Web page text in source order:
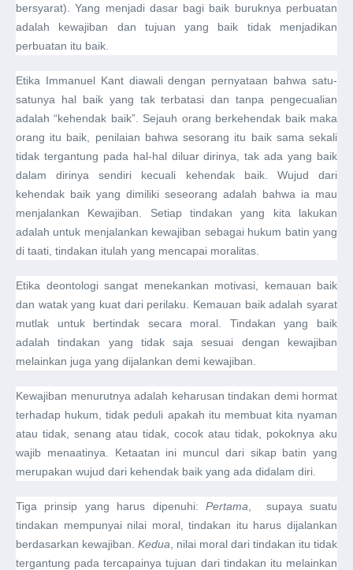
bersyarat). Yang menjadi dasar bagi baik buruknya perbuatan
adalah kewajiban dan tujuan yang baik tidak menjadikan
perbuatan itu baik.
Etika Immanuel Kant diawali dengan pernyataan bahwa satu-
satunya hal baik yang tak terbatasi dan tanpa pengecualian
adalah “kehendak baik”. Sejauh orang berkehendak baik maka
orang itu baik, penilaian bahwa sesorang itu baik sama sekali
tidak tergantung pada hal-hal diluar dirinya, tak ada yang baik
dalam dirinya sendiri kecuali kehendak baik. Wujud dari
kehendak baik yang dimiliki seseorang adalah bahwa ia mau
menjalankan Kewajiban. Setiap tindakan yang kita lakukan
adalah untuk menjalankan kewajiban sebagai hukum batin yang
di taati, tindakan itulah yang mencapai moralitas.
Etika deontologi sangat menekankan motivasi, kemauan baik
dan watak yang kuat dari perilaku. Kemauan baik adalah syarat
mutlak untuk bertindak secara moral. Tindakan yang baik
adalah tindakan yang tidak saja sesuai dengan kewajiban
melainkan juga yang dijalankan demi kewajiban.
Kewajiban menurutnya adalah keharusan tindakan demi hormat
terhadap hukum, tidak peduli apakah itu membuat kita nyaman
atau tidak, senang atau tidak, cocok atau tidak, pokoknya aku
wajib menaatinya. Ketaatan ini muncul dari sikap batin yang
merupakan wujud dari kehendak baik yang ada didalam diri.
Tiga prinsip yang harus dipenuhi: Pertama , supaya suatu
tindakan mempunyai nilai moral, tindakan itu harus dijalankan
berdasarkan kewajiban. Kedua , nilai moral dari tindakan itu tidak
tergantung pada tercapainya tujuan dari tindakan itu melainkan